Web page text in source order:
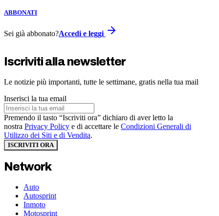
ABBONATI
Sei già abbonato?Accedi e leggi
Iscriviti alla newsletter
Le notizie più importanti, tutte le settimane, gratis nella tua mail
Inserisci la tua email
Premendo il tasto “Iscriviti ora” dichiaro di aver letto la
nostra Privacy Policy e di accettare le Condizioni Generali di
Utilizzo dei Siti e di Vendita.
ISCRIVITI ORA
Network
Auto
Autosprint
Inmoto
Motosprint